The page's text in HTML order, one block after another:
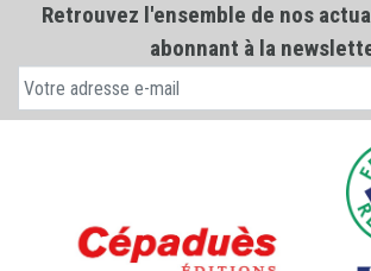
Retrouvez l'ensemble de nos
abonnant à la